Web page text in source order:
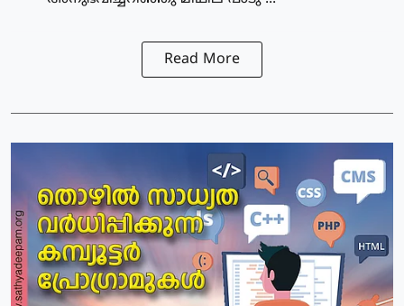
Read More